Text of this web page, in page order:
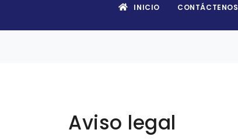
INICIO CONTÁCTENOS
Aviso legal